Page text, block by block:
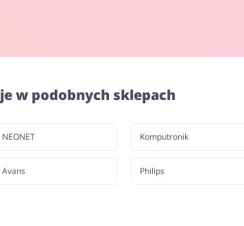
w podobnych sklepach
NEONET
Avans
Komputronik
Philips